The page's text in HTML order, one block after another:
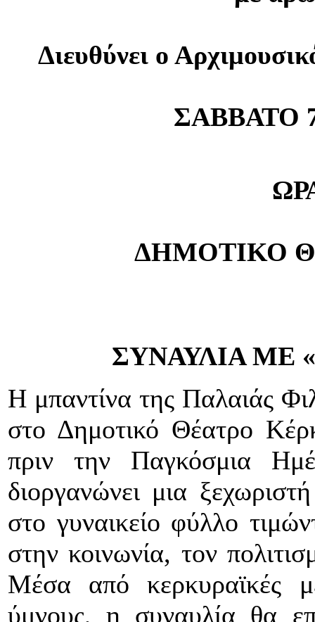
Διευθύνει ο
ΣΑΒΒΑΤΟ
ΔΗΜΟΤΙΚΟ
ΣΥΝΑΥΛΙΑ ΜΕ
Η μπαντίνα της Παλαιάς
στο Δημοτικό Θέατρο
πριν την Παγκόσμια
διοργανώνει μια
στο γυναικείο φύλλο
στην κοινωνία, τον
Μέσα από κερκυραϊκές
ύμνους, η συναυλία θα